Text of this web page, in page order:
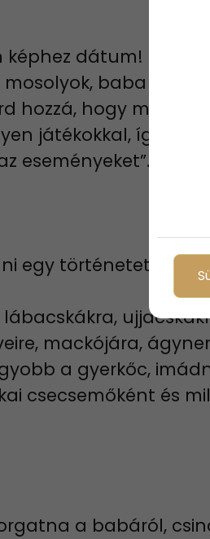
képhez dátum!
baba
hozzá, hogy mikor,
játékokkal, így az
eseményeket”.
egy történetet a
mackójára,
a gyerkőc,
csecsemőként és
a babáról,